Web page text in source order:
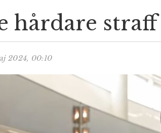
hårdare
2024, 00:10